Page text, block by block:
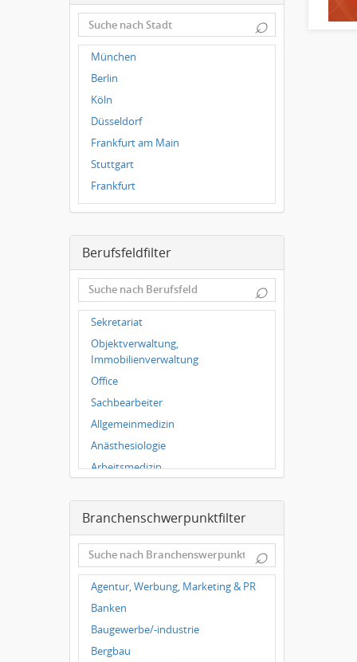
⌕
München
Berlin
Köln
Düsseldorf
Frankfurt am Main
Stuttgart
Frankfurt
Dresden
Leipzig
Dortmund
Wuppertal
Hallbergmoos
Würzburg
Grünwald
Ulm
Bielefeld
Hannover
Berufsfeldfilter
⌕
Sekretariat
Objektverwaltung,
Immobilienverwaltung
Office
Sachbearbeiter
Allgemeinmedizin
Anästhesiologie
Arbeitsmedizin
Chirurgie
Frauenheilkunde, Geburtshilfe
Hals-Nasen-Ohrenheilkunde
Hautkrankheiten,
Geschlechtskrankheiten
Hygienemedizin, Umweltmedizin
Innere Medizin
Kieferchirurgie, Mundchirurgie,
Branchenschwerpunktfilter
⌕
Agentur, Werbung, Marketing & PR
Banken
Baugewerbe/-industrie
Bergbau